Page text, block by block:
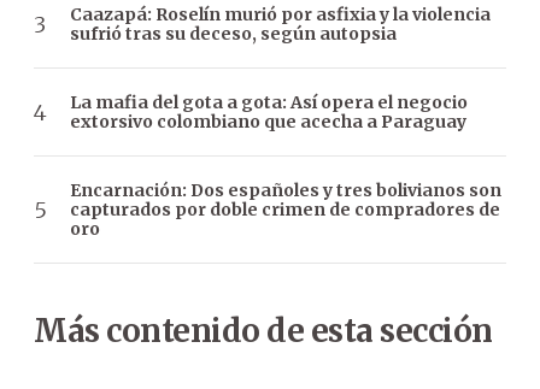
Caazapá: Roselín murió por asfixia y la violencia
sufrió tras su deceso, según autopsia
La mafia del gota a gota: Así opera el negocio
extorsivo colombiano que acecha a Paraguay
Encarnación: Dos españoles y tres bolivianos son
capturados por doble crimen de compradores de
oro
Más contenido de esta sección